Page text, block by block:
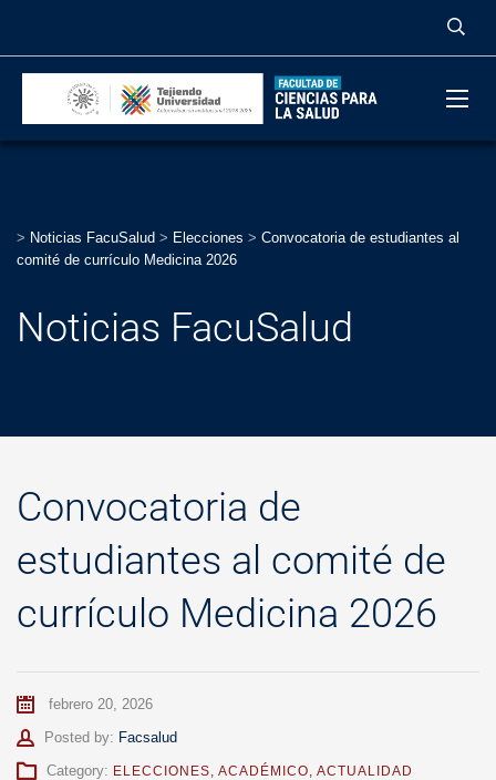
> Noticias FacuSalud > Elecciones > Convocatoria de estudiantes al
comité de currículo Medicina 2026
Noticias FacuSalud
Convocatoria de
estudiantes al comité de
currículo Medicina 2026
febrero 20, 2026
Posted by: Author
Facsalud
Category: ELECCIONES, ACADÉMICO, ACTUALIDAD